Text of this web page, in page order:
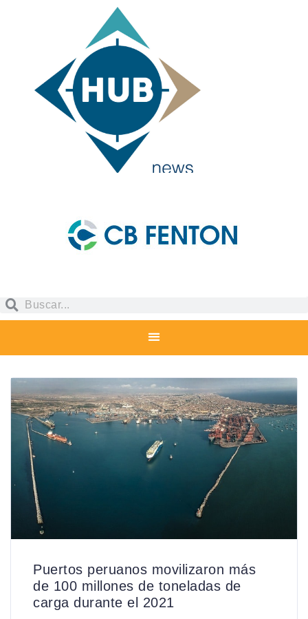
Puertos peruanos movilizaron más
de 100 millones de toneladas de
carga durante el 2021